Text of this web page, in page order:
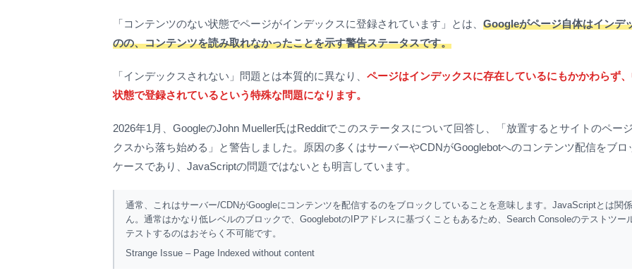
「コンテンツのない状態でページがインデックスに登録されています」とは、 Googleがページ自体はインデ
のの、コンテンツを読み取れなかったことを示す警告ステータスです。
「インデックスされない」問題とは本質的に異なり、 ページはインデックスに存在しているにもかかわらず
状態で登録されているという特殊な問題になります。
2026年1月、GoogleのJohn Mueller氏はRedditでこのステータスについて回答し、「放置するとサイトのペー
クスから落ち始める」と警告しました。原因の多くはサーバーやCDNがGooglebotへのコンテンツ配信をブロ
ケースであり、JavaScriptの問題ではないとも明言しています。
通常、これはサーバー/CDNがGoogleにコンテンツを配信するのをブロックしていることを意味します。JavaScriptとは関
ん。通常はかなり低レベルのブロックで、GooglebotのIPアドレスに基づくこともあるため、Search Consoleのテストツー
テストするのはおそらく不可能です。
Strange Issue – Page Indexed without content